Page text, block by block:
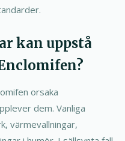
kan uppstå
orsaka
dem. Vanliga
värmevallningar,